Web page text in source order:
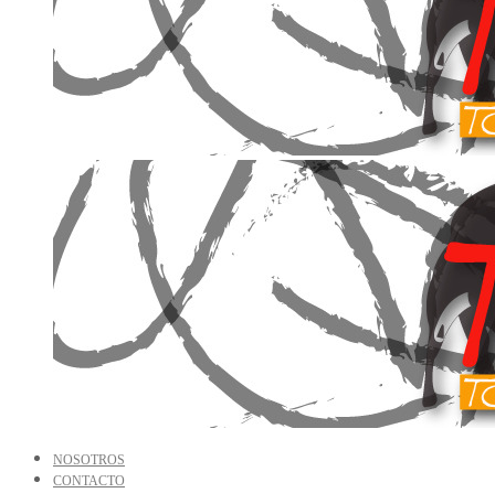
NOSOTROS
CONTACTO